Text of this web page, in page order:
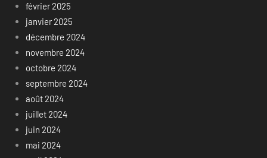
février 2025
janvier 2025
décembre 2024
novembre 2024
octobre 2024
septembre 2024
août 2024
juillet 2024
juin 2024
mai 2024